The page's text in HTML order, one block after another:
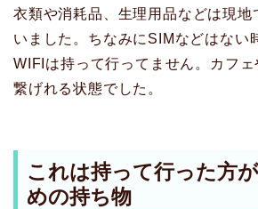
衣類や消耗品、生理用品などは現地
いました。ちなみにSIMなどはない
WIFIは持って行ってません。カフ
繋げれる状態でした。
これは持って行った方
めの持ち物